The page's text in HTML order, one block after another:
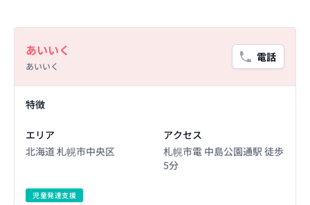
あいいく
あいいく
電話
特徴
エリア
北海道 札幌市中央区
アクセス
札幌市電 中島公園通駅 徒歩
5分
児童発達支援